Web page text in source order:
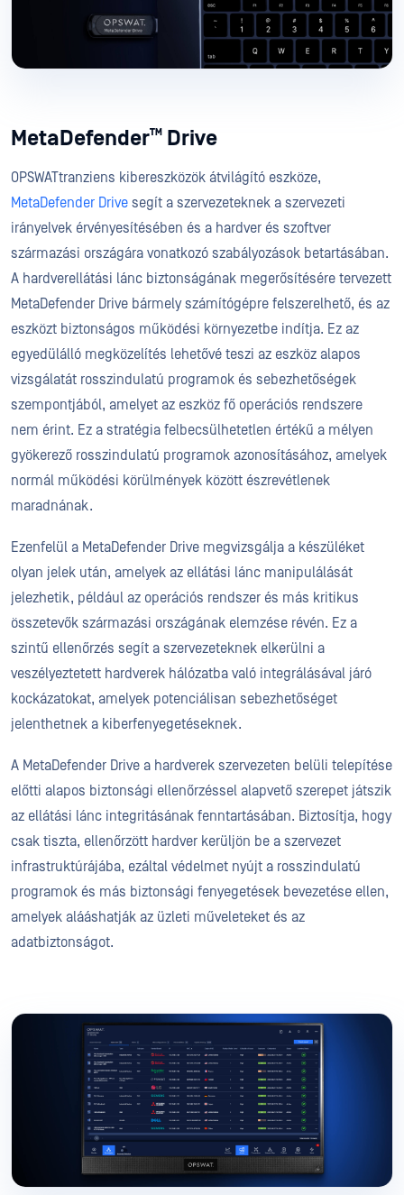
MetaDefender™ Drive
OPSWATtranziens kibereszközök átvilágító eszköze,
MetaDefender Drive segít a szervezeteknek a szervezeti
irányelvek érvényesítésében és a hardver és szoftver
származási országára vonatkozó szabályozások betartásában.
A hardverellátási lánc biztonságának megerősítésére tervezett
MetaDefender Drive bármely számítógépre felszerelhető, és az
eszközt biztonságos működési környezetbe indítja. Ez az
egyedülálló megközelítés lehetővé teszi az eszköz alapos
vizsgálatát rosszindulatú programok és sebezhetőségek
szempontjából, amelyet az eszköz fő operációs rendszere
nem érint. Ez a stratégia felbecsülhetetlen értékű a mélyen
gyökerező rosszindulatú programok azonosításához, amelyek
normál működési körülmények között észrevétlenek
maradnának.
Ezenfelül a MetaDefender Drive megvizsgálja a készüléket
olyan jelek után, amelyek az ellátási lánc manipulálását
jelezhetik, például az operációs rendszer és más kritikus
összetevők származási országának elemzése révén. Ez a
szintű ellenőrzés segít a szervezeteknek elkerülni a
veszélyeztetett hardverek hálózatba való integrálásával járó
kockázatokat, amelyek potenciálisan sebezhetőséget
jelenthetnek a kiberfenyegetéseknek.
A MetaDefender Drive a hardverek szervezeten belüli telepítése
előtti alapos biztonsági ellenőrzéssel alapvető szerepet játszik
az ellátási lánc integritásának fenntartásában. Biztosítja, hogy
csak tiszta, ellenőrzött hardver kerüljön be a szervezet
infrastruktúrájába, ezáltal védelmet nyújt a rosszindulatú
programok és más biztonsági fenyegetések bevezetése ellen,
amelyek alááshatják az üzleti műveleteket és az
adatbiztonságot.